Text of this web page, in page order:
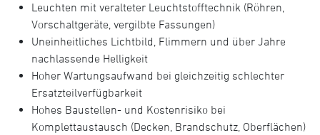
Leuchten mit veralteter Leuchtstofftechnik (Röhren,
Vorschaltgeräte, vergilbte Fassungen)
Uneinheitliches Lichtbild, Flimmern und über Jahre
nachlassende Helligkeit
Hoher Wartungsaufwand bei gleichzeitig schlechter
Ersatzteilverfügbarkeit
Hohes Baustellen- und Kostenrisiko bei
Komplettaustausch (Decken, Brandschutz, Oberflächen)